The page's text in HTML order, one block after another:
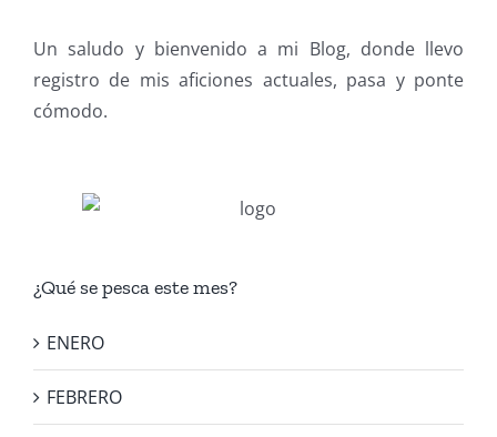
Un saludo y bienvenido a mi Blog, donde llevo
registro de mis aficiones actuales, pasa y ponte
cómodo.
¿Qué se pesca este mes?
ENERO
FEBRERO